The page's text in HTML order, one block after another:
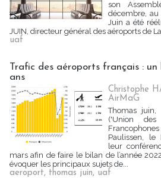
son
décembre,
Juin a été
JUIN, directeur général des aéroports de
uaf
Trafic des aéroports français :
ans
Christophe
AirMaG
Thomas juin,
('Union
Paulissen, le
leur
mars afin de faire le bilan de l’année
évoquer les principaux sujets de...
aeroport, thomas juin, uaf